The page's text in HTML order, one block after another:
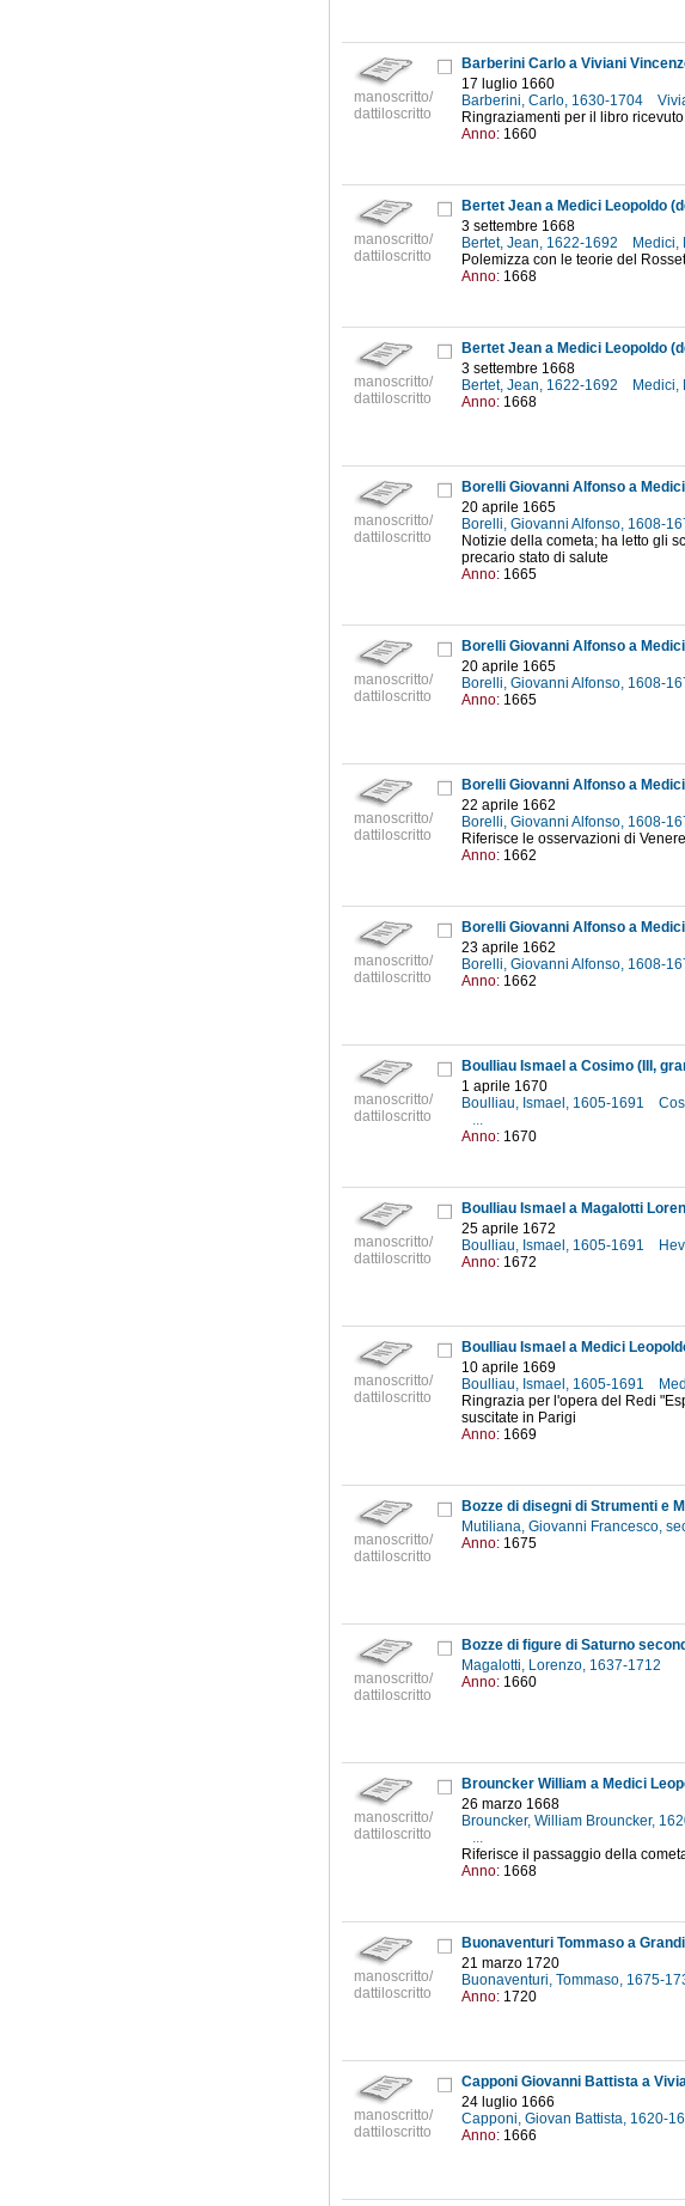
manoscritto/
dattiloscritto
Barberini Carlo a Viviani
17 luglio 1660
Barberini, Carlo, 1630-1704
Ringraziamenti per il libro
Anno: 1660
manoscritto/
dattiloscritto
Bertet Jean a Medici Leopoldo
3 settembre 1668
Bertet, Jean, 1622-1692
Medici,
Polemizza con le teorie del
Anno: 1668
manoscritto/
dattiloscritto
Bertet Jean a Medici Leopoldo
3 settembre 1668
Bertet, Jean, 1622-1692
Medici,
Anno: 1668
manoscritto/
dattiloscritto
Borelli Giovanni Alfonso a
20 aprile 1665
Borelli, Giovanni Alfonso, 1608-
Notizie della cometa; ha letto gli
precario stato di salute
Anno: 1665
manoscritto/
dattiloscritto
Borelli Giovanni Alfonso a
20 aprile 1665
Borelli, Giovanni Alfonso, 1608-
Anno: 1665
manoscritto/
dattiloscritto
Borelli Giovanni Alfonso a
22 aprile 1662
Borelli, Giovanni Alfonso, 1608-
Riferisce le osservazioni di
Anno: 1662
manoscritto/
dattiloscritto
Borelli Giovanni Alfonso a
23 aprile 1662
Borelli, Giovanni Alfonso, 1608-
Anno: 1662
manoscritto/
dattiloscritto
Boulliau Ismael a Cosimo (III,
1 aprile 1670
Boulliau, Ismael, 1605-1691
...
Anno: 1670
manoscritto/
dattiloscritto
Boulliau Ismael a Magalotti
25 aprile 1672
Boulliau, Ismael, 1605-1691
Anno: 1672
manoscritto/
dattiloscritto
Boulliau Ismael a Medici
10 aprile 1669
Boulliau, Ismael, 1605-1691
Ringrazia per l'opera del Redi
suscitate in Parigi
Anno: 1669
manoscritto/
dattiloscritto
Bozze di disegni di Strumenti e
Mutiliana, Giovanni Francesco,
Anno: 1675
manoscritto/
dattiloscritto
Bozze di figure di Saturno
Magalotti, Lorenzo, 1637-1712
Anno: 1660
manoscritto/
dattiloscritto
Brouncker William a Medici
26 marzo 1668
Brouncker, William Brouncker,
...
Riferisce il passaggio della
Anno: 1668
manoscritto/
dattiloscritto
Buonaventuri Tommaso a
21 marzo 1720
Buonaventuri, Tommaso, 1675-
Anno: 1720
manoscritto/
dattiloscritto
Capponi Giovanni Battista a
24 luglio 1666
Capponi, Giovan Battista, 1620-
Anno: 1666